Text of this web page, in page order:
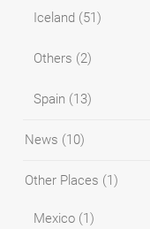
Iceland (51)
Others (2)
Spain (13)
News (10)
Other Places (1)
Mexico (1)